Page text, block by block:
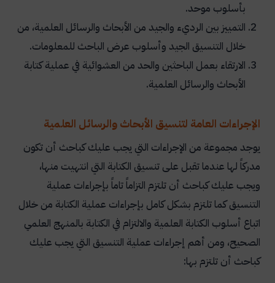
بأسلوب موحد.
التمييز بين الرديء والجيد من الأبحاث والرسائل العلمية، من
خلال التنسيق الجيد وأسلوب عرض الباحث للمعلومات.
الارتقاء بعمل الباحثين والحد من العشوائية في عملية كتابة
الأبحاث والرسائل العلمية.
الإجراءات العامة لتنسيق الأبحاث والرسائل العلمية
يوجد مجموعة من الإجراءات التي يجب عليك كباحث أن تكون
مدركاً لها عندما تقبل على تنسيق الكتابة التي انتهيت منها،
ويجب عليك كباحث أن تلتزم التزاماً تاماً بإجراءات عملية
التنسيق كما تلتزم بشكل كامل بإجراءات عملية الكتابة من خلال
اتباع أسلوب الكتابة العلمية والالتزام في الكتابة بالمنهج العلمي
الصحيح، ومن أهم إجراءات عملية التنسيق التي يجب عليك
كباحث أن تلتزم بها: